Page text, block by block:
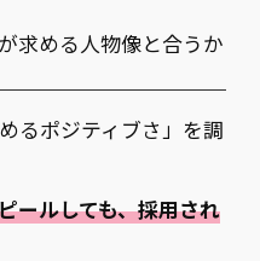
求める人物像と合うか
るポジティブさ」を調
ールしても、採用され